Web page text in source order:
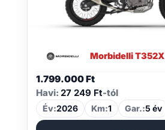
Morbidelli T352X
1.799.000Ft
Havi: 27 249 Ft-tól
Év:2026 Km:1 Gar.:5 év